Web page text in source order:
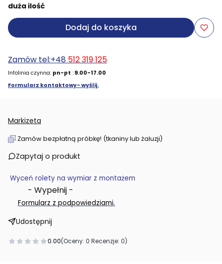
duża ilość
Dodaj do koszyka
Zamów tel:+48 512 319 125
Infolinia czynna: pn-pt : 9.00-17.00
Formularz kontaktowy- wyślij.
Markizeta
Zamów bezpłatną próbkę! (tkaniny lub żaluzji)
Zapytaj o produkt
Wyceń rolety na wymiar z montażem
- Wypełnij -
Formularz z podpowiedziami.
Udostępnij
0.00(Oceny: 0 Recenzje: 0)